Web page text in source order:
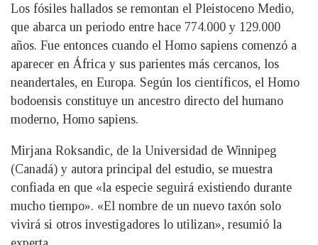
Los fósiles hallados se remontan el Pleistoceno Medio,
que abarca un periodo entre hace 774.000 y 129.000
años. Fue entonces cuando el Homo sapiens comenzó a
aparecer en África y sus parientes más cercanos, los
neandertales, en Europa. Según los científicos, el Homo
bodoensis constituye un ancestro directo del humano
moderno, Homo sapiens.
Mirjana Roksandic, de la Universidad de Winnipeg
(Canadá) y autora principal del estudio, se muestra
confiada en que «la especie seguirá existiendo durante
mucho tiempo». «El nombre de un nuevo taxón solo
vivirá si otros investigadores lo utilizan», resumió la